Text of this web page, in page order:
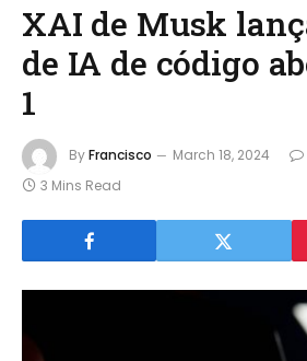
XAI de Musk
de IA de código
1
ByFrancisco March 18, 2024
3 Mins Read